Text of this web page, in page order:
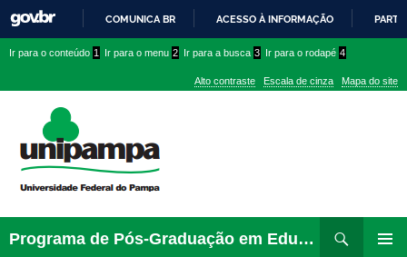
PARA
CONTEÚDO
COMUNICA BR ACESSO À INFORMAÇÃO
conteúdo
menu
superior
menu
Ir para o conteúdo 1 Ir para o menu 2 Ir para a busca 3 Ir para o rodapé 4
Alto contraste Escala de cinza Mapa do site
Programa de Pós-Graduação em Educação – PPGEdu
para